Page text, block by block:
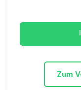
Zum